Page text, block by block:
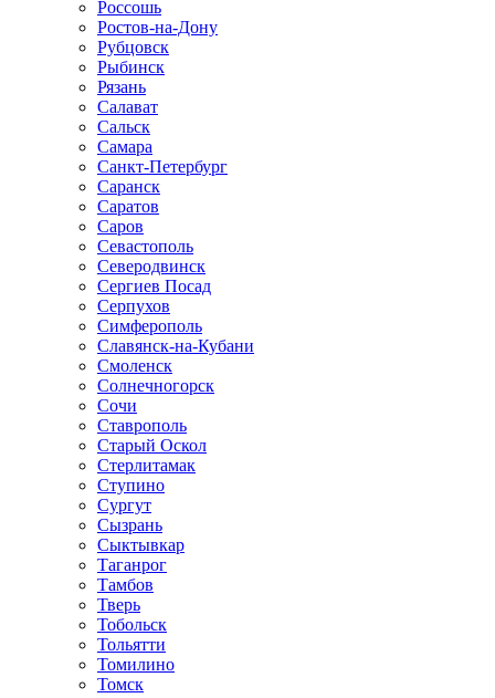
Россошь
Ростов-на-Дону
Рубцовск
Рыбинск
Рязань
Салават
Сальск
Самара
Санкт-Петербург
Саранск
Саратов
Саров
Севастополь
Северодвинск
Сергиев Посад
Серпухов
Симферополь
Славянск-на-Кубани
Смоленск
Солнечногорск
Сочи
Ставрополь
Старый Оскол
Стерлитамак
Ступино
Сургут
Сызрань
Сыктывкар
Таганрог
Тамбов
Тверь
Тобольск
Тольятти
Томилино
Томск